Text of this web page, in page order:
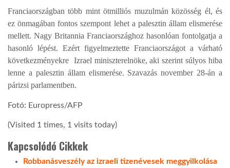
LATIMO.HU
GLOBOBOOK
Franciaországban több mint ötmilliós muzulmán közösség él, és
ez önmagában fontos szempont lehet a palesztin állam elismerése
mellett. Nagy Britannia Franciaországhoz hasonlóan fontolgatja a
hasonló lépést. Ezért figyelmeztette Franciaországot a várható
következményekre Izrael miniszterelnöke, aki szerint súlyos hiba
lenne a palesztin állam elismerése. Szavazás november 28-án a
párizsi parlamentben.
Fotó: Europress/AFP
(Visited 1 times, 1 visits today)
Kapcsolódó Cikkek
Robbanásveszély az izraeli tizenévesek meggyilkolása